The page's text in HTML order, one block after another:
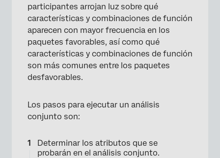
participantes arrojan luz sobre qué
características y combinaciones de función
aparecen con mayor frecuencia en los
paquetes favorables, así como qué
características y combinaciones de función
son más comunes entre los paquetes
desfavorables.
Los pasos para ejecutar un análisis
conjunto son:
Determinar los atributos que se
probarán en el análisis conjunto.